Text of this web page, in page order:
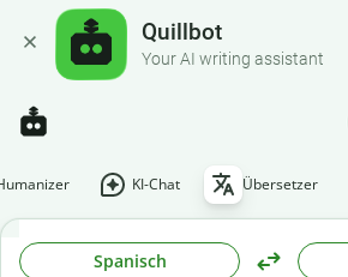
Quillbot
Your AI writing assistant
KI-Chat Übersetzer
Spanisch